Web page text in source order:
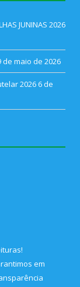
JUNINAS 2026
de maio de 2026
2026 6 de
!
em